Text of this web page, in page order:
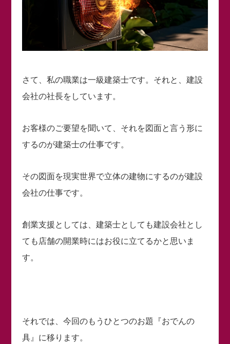
さて、私の職業は一級建築士です。それと、建設
会社の社長をしています。
お客様のご要望を聞いて、それを図面と言う形に
するのが建築士の仕事です。
その図面を現実世界で立体の建物にするのが建設
会社の仕事です。
創業支援としては、建築士としても建設会社とし
ても店舗の開業時にはお役に立てるかと思いま
す。
それでは、今回のもうひとつのお題『おでんの
具』に移ります。